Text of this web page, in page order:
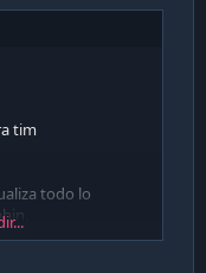
tim
todo lo